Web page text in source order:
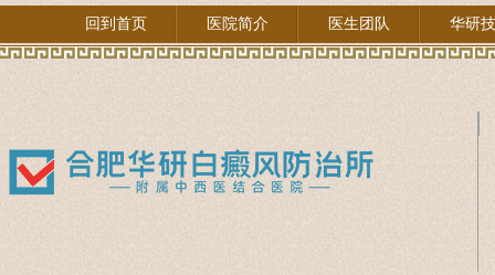
回到首页 医院简介 医生团队 华研